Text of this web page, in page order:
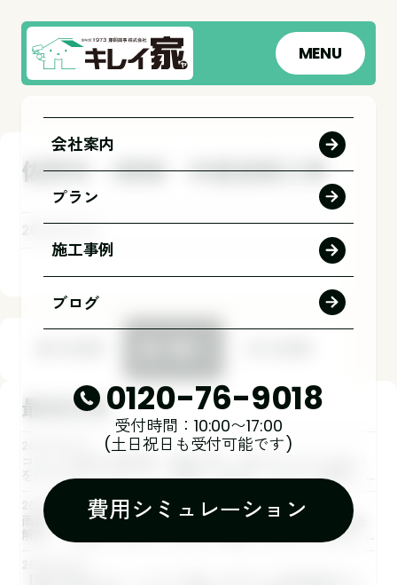
MENU
会社案内
プラン
施工事例
ブログ
0120-76-9018
受付時間：10:00〜17:00
(土日祝日も受付可能です)
費用シミュレーション
佐野市 I様邸 外壁塗装工事
最新記事
コウモリ対策は外壁塗装・屋根工事と一緒がおすすめ！住まい
を守るためにできること 佐野市｜栃木市｜小山市｜板倉町｜
野木町｜足利市｜館林市｜創業1973年の屋根外壁リフォーム専
門店 キレイ家
2026.08.05
雨漏りは放置厳禁！原因・症状・修理方法を屋根専門店が徹底
解説｜ 佐野市｜栃木市｜小山市｜板倉町｜野木町｜足利市｜